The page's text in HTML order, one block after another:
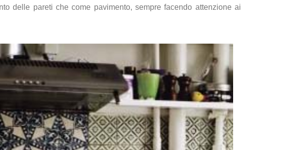
delle pareti che come pavimento, sempre facendo attenzione ai